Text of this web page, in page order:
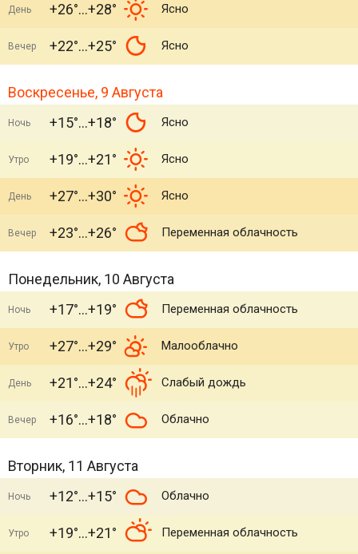
День +26° +28° Ясно
Вечер +22° +25° Ясно
Воскресенье, 9 Августа
Ночь +15° +18° Ясно
Утро +19° +21° Ясно
День +27° +30° Ясно
Вечер +23° +26° Переменная облачность
Понедельник, 10 Августа
Ночь +17° +19° Переменная облачность
Утро +27° +29° Малооблачно
День +21° +24° Слабый дождь
Вечер +16° +18° Облачно
Вторник, 11 Августа
Ночь +12° +15° Облачно
Утро +19° +21° Переменная облачность